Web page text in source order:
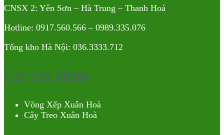
CNSX 2: Yên Sơn – Hà Trung – Thanh Hoá
Hotline: 0917.560.566 – 0989.335.076
Tổng kho Hà Nội: 036.3333.712
Các sản phẩm
Võng Xếp Xuân Hoà
Cây Treo Xuân Hoà